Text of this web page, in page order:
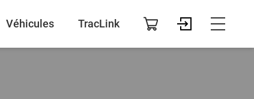
Véhicules TracLink